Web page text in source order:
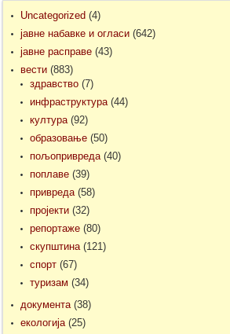
Uncategorized (4)
јавне набавке и огласи(642)
јавне расправе(43)
вести(883)
здравство(7)
инфраструктура(44)
култура(92)
образовање(50)
пољопривреда(40)
поплаве(39)
привреда(58)
пројекти(32)
репортаже(80)
скупштина(121)
спорт(67)
туризам (34)
документа(38)
екологија(25)